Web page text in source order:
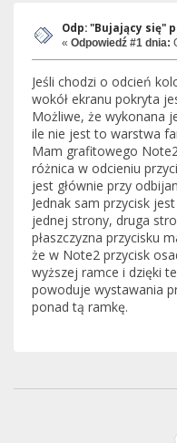
Odp: "Bujający się"
« Odpowiedź #1 dnia:
Jeśli chodzi o odcień
wokół ekranu pokryta
Możliwe, że wykonana
ile nie jest to warstwa
Mam grafitowego
różnica w odcieniu
jest głównie przy
Jednak sam przycisk
jednej strony, druga
płaszczyzna przycisku
że w Note2 przycisk
wyższej ramce i dzięki
powoduje wystawania
ponad tą ramkę.